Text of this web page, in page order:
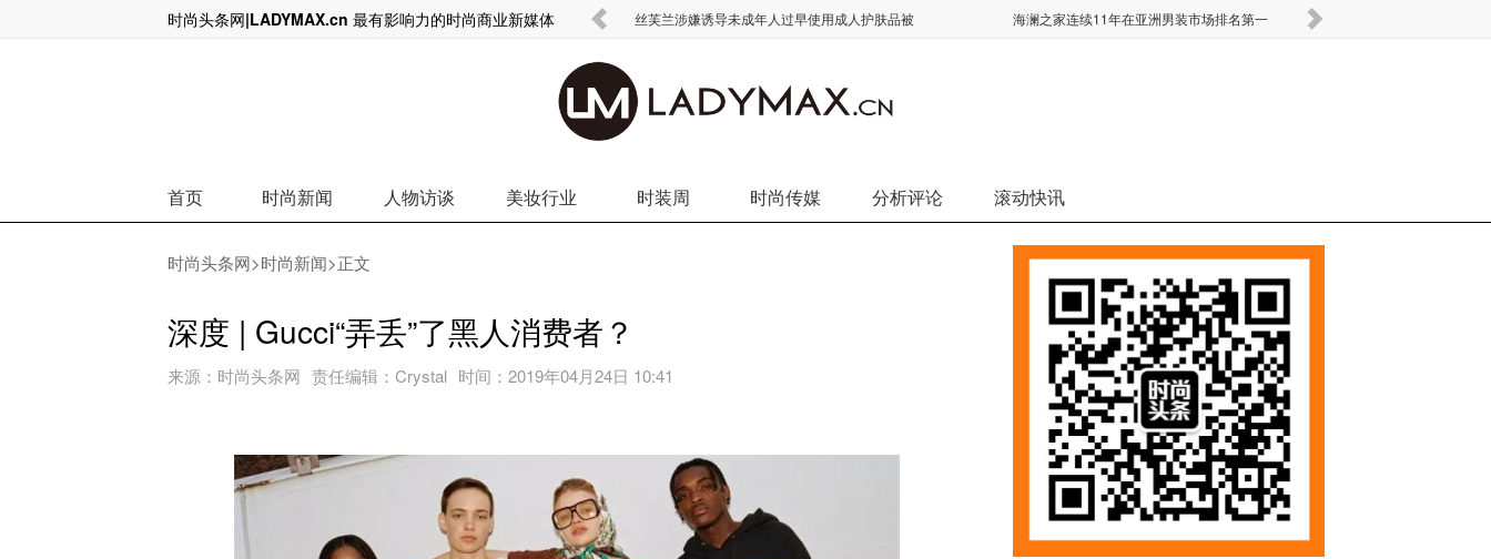
时尚头条网|LADYMAX.cn 最有影响力的时尚商业新媒体
看高一线Gucci的传播 丝芙兰涉嫌诱导未成年人过早使用成人护肤品被 海澜之家连续11年在亚洲男装市场排名第一
首页 时尚新闻 人物访谈 美妆行业 时装周 时尚传媒 分析评论 滚动快讯
时尚头条网>时尚新闻>正文
深度 | Gucci“弄丢”了黑人消费者？
来源： 时尚头条网 责任编辑： Crystal 时间： 2019年04月24日 10:41